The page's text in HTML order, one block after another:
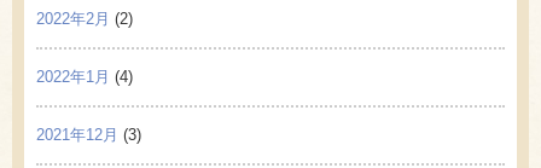
2022年2月 (2)
2022年1月 (4)
2021年12月 (3)